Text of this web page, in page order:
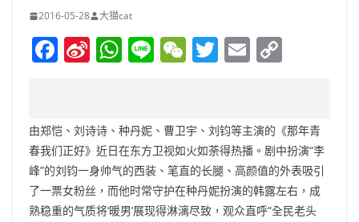
2016-05-28 大猫cat
F
e
b
o
o
Si
W
ei
b
o
W
s
A
p
p
Li W
h
at
T
er
E
l y
Li
n
k
由郑恺、刘诗诗、种丹妮、曹卫宇、刘钧等主演的《那年青
春我们正好》近日在东方卫视如火如荼得热播。剧中扮演“李
峰”的刘钧一身帅气的西装、笔直的长腿、高颜值的外表吸引
了一票女粉丝，而他时常守护在种丹妮扮演的韩露左右，成
熟稳重的气质将‘暖男’展现得淋漓尽致，观众直呼“全民老头